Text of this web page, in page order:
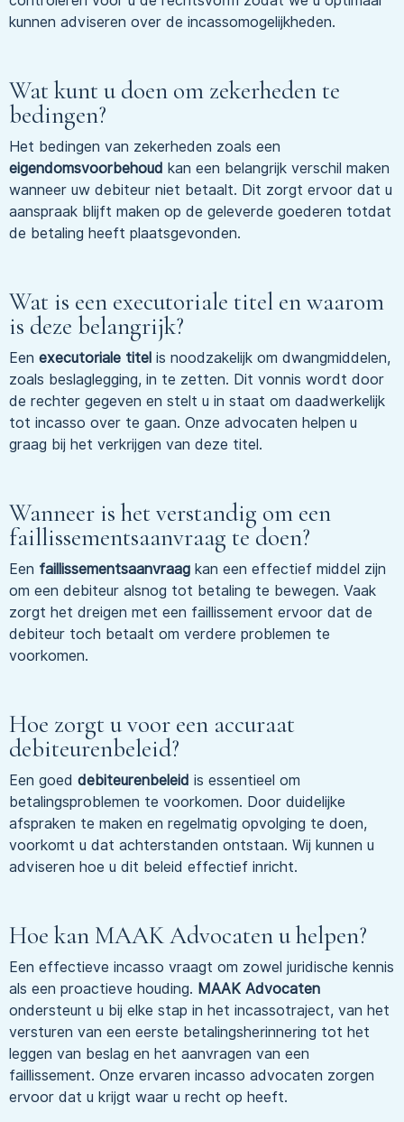
kunnen adviseren over de incassomogelijkheden.
Wat kunt u doen om zekerheden te
bedingen?
Het bedingen van zekerheden zoals een
eigendomsvoorbehoud kan een belangrijk verschil maken
wanneer uw debiteur niet betaalt. Dit zorgt ervoor dat u
aanspraak blijft maken op de geleverde goederen totdat
de betaling heeft plaatsgevonden.
Wat is een executoriale titel en waarom
is deze belangrijk?
Een executoriale titel is noodzakelijk om dwangmiddelen,
zoals beslaglegging, in te zetten. Dit vonnis wordt door
de rechter gegeven en stelt u in staat om daadwerkelijk
tot incasso over te gaan. Onze advocaten helpen u
graag bij het verkrijgen van deze titel.
Wanneer is het verstandig om een
faillissementsaanvraag te doen?
Een faillissementsaanvraag kan een effectief middel zijn
om een debiteur alsnog tot betaling te bewegen. Vaak
zorgt het dreigen met een faillissement ervoor dat de
debiteur toch betaalt om verdere problemen te
voorkomen.
Hoe zorgt u voor een accuraat
debiteurenbeleid?
Een goed debiteurenbeleid is essentieel om
betalingsproblemen te voorkomen. Door duidelijke
afspraken te maken en regelmatig opvolging te doen,
voorkomt u dat achterstanden ontstaan. Wij kunnen u
adviseren hoe u dit beleid effectief inricht.
Hoe kan MAAK Advocaten u helpen?
Een effectieve incasso vraagt om zowel juridische kennis
als een proactieve houding. MAAK Advocaten
ondersteunt u bij elke stap in het incassotraject, van het
versturen van een eerste betalingsherinnering tot het
leggen van beslag en het aanvragen van een
faillissement. Onze ervaren incasso advocaten zorgen
ervoor dat u krijgt waar u recht op heeft.